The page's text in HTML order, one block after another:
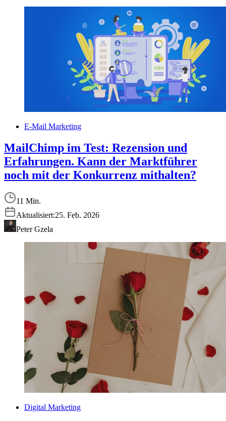
E-Mail Marketing
MailChimp im Test: Rezension und
Erfahrungen. Kann der Marktführer
noch mit der Konkurrenz mithalten?
11 Min.
Aktualisiert:25. Feb. 2026
Peter Gzela
Digital Marketing